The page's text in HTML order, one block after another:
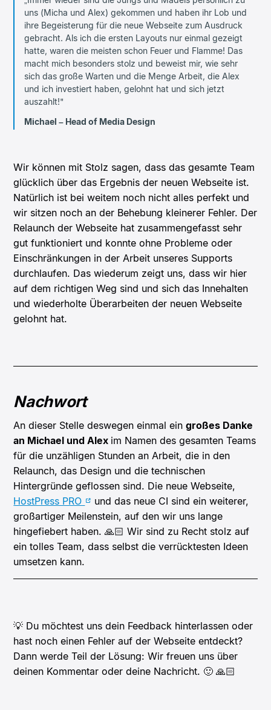
uns (Micha und Alex) gekommen und haben ihr Lob und
ihre Begeisterung für die neue Webseite zum Ausdruck
gebracht. Als ich die ersten Layouts nur einmal gezeigt
hatte, waren die meisten schon Feuer und Flamme! Das
macht mich besonders stolz und beweist mir, wie sehr
sich das große Warten und die Menge Arbeit, die Alex
und ich investiert haben, gelohnt hat und sich jetzt
auszahlt!"
Michael – Head of Media Design
Wir können mit Stolz sagen, dass das gesamte Team
glücklich über das Ergebnis der neuen Webseite ist.
Natürlich ist bei weitem noch nicht alles perfekt und
wir sitzen noch an der Behebung kleinerer Fehler. Der
Relaunch der Webseite hat zusammengefasst sehr
gut funktioniert und konnte ohne Probleme oder
Einschränkungen in der Arbeit unseres Supports
durchlaufen. Das wiederum zeigt uns, dass wir hier
auf dem richtigen Weg sind und sich das Innehalten
und wiederholte Überarbeiten der neuen Webseite
gelohnt hat.
Nachwort
An dieser Stelle deswegen einmal eingroßes Danke
an Michael und Alex im Namen des gesamten Teams
für die unzähligen Stunden an Arbeit, die in den
Relaunch, das Design und die technischen
Hintergründe geflossen sind. Die neue Webseite,
HostPress PRO
und das neue CI sind ein weiterer,
großartiger Meilenstein, auf den wir uns lange
hingefiebert haben. 🙏🏻 Wir sind zu Recht stolz auf
ein tolles Team, dass selbst die verrücktesten Ideen
umsetzen kann.
💡 Du möchtest uns dein Feedback hinterlassen oder
hast noch einen Fehler auf der Webseite entdeckt?
Dann werde Teil der Lösung: Wir freuen uns über
deinen Kommentar oder deine Nachricht. 🙂 🙏🏻